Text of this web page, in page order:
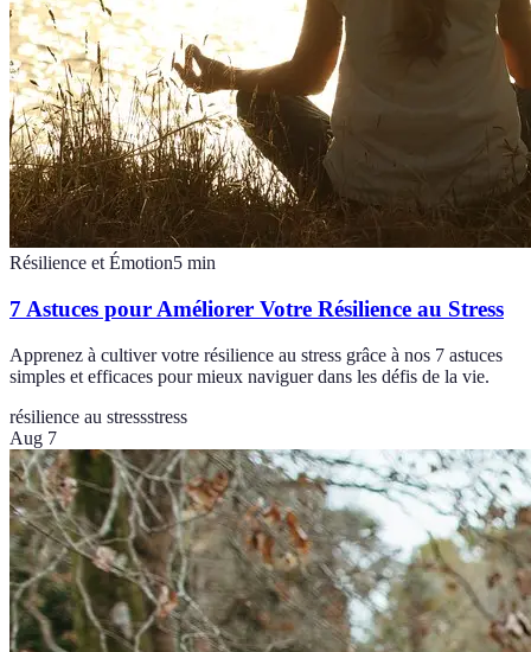
Résilience et Émotion5 min
7 Astuces pour Améliorer Votre Résilience au Stress
Apprenez à cultiver votre résilience au stress grâce à nos 7 astuces
simples et efficaces pour mieux naviguer dans les défis de la vie.
résilience au stressstress
Aug 7